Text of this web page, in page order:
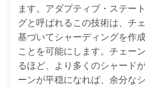
ます。アダプティブ・ステー
グと呼ばれるこの技術は、チ
基づいてシャーディングを作
ことを可能にします。チェー
るほど、より多くのシャード
ーンが平穏になれば、余分な